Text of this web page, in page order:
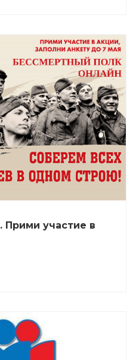
Прими участие в